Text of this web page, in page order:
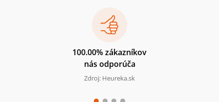
100.00% zákazníkov
nás odporúča
Zdroj: Heureka.sk